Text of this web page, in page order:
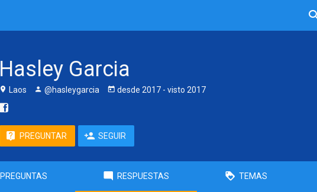
Hasley Garcia
Laos @hasleygarcia desde 2017 - visto 2017
PREGUNTAR SEGUIR
PREGUNTAS RESPUESTAS TEMAS